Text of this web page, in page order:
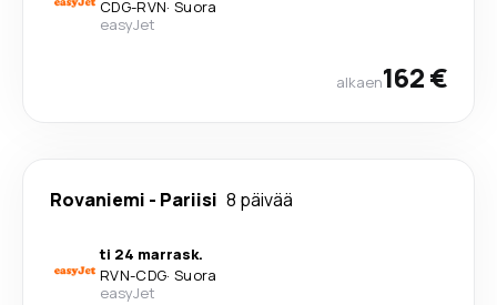
CDG-RVN· Suora
easyJet
alkaen162 €
Rovaniemi - Pariisi 8 päivää
ti 24 marrask.
RVN-CDG· Suora
easyJet